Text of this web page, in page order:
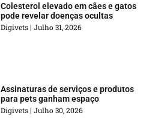
Colesterol elevado em cães e gatos
pode revelar doenças ocultas
Digivets Julho 31, 2026
Assinaturas de serviços e produtos
para pets ganham espaço
Digivets Julho 30, 2026